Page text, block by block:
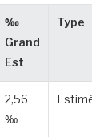
‰
Grand
Est
Type
2,56
‰
Estimée